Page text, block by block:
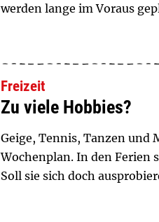
werden lange im Voraus
Freizeit
Zu viele Hobbies?
Geige, Tennis, Tanzen und
Wochenplan. In den Ferien
Soll sie sich doch